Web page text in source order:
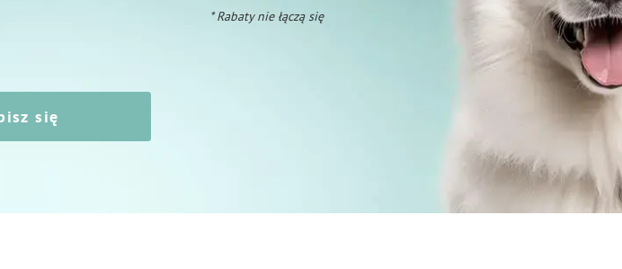
* Rabaty nie łączą się
się